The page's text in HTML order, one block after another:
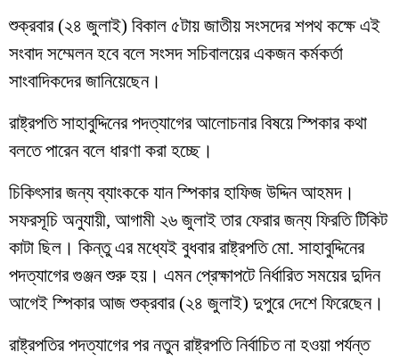
শুক্রবার (২৪ জুলাই) বিকাল ৫টায় জাতীয় সংসদের শপথ কক্ষে এই
সংবাদ সম্মেলন হবে বলে সংসদ সচিবালয়ের একজন কর্মকর্তা
সাংবাদিকদের জানিয়েছেন।
রাষ্ট্রপতি সাহাবুদ্দিনের পদত্যাগের আলোচনার বিষয়ে স্পিকার কথা
বলতে পারেন বলে ধারণা করা হচ্ছে।
চিকিৎসার জন্য ব্যাংককে যান স্পিকার হাফিজ উদ্দিন আহমদ।
সফরসূচি অনুযায়ী, আগামী ২৬ জুলাই তার ফেরার জন্য ফিরতি টিকিট
কাটা ছিল। কিন্তু এর মধ্যেই বুধবার রাষ্ট্রপতি মো. সাহাবুদ্দিনের
পদত্যাগের গুঞ্জন শুরু হয়। এমন প্রেক্ষাপটে নির্ধারিত সময়ের দুদিন
আগেই স্পিকার আজ শুক্রবার (২৪ জুলাই) দুপুরে দেশে ফিরেছেন।
রাষ্ট্রপতির পদত্যাগের পর নতুন রাষ্ট্রপতি নির্বাচিত না হওয়া পর্যন্ত